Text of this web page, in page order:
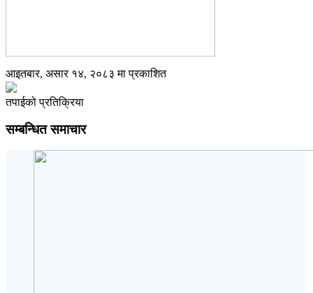
आइतबार, असार १४, २०८३ मा प्रकाशित
तपाईको प्रतिक्रिया
सम्बन्धित समाचार